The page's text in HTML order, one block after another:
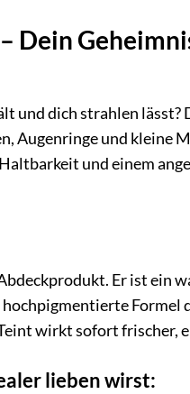
Dein
und dich strahlen lässt?
Augenringe und kleine
und einem
Er ist ein
Formel
wirkt sofort frischer,
lieben wirst: